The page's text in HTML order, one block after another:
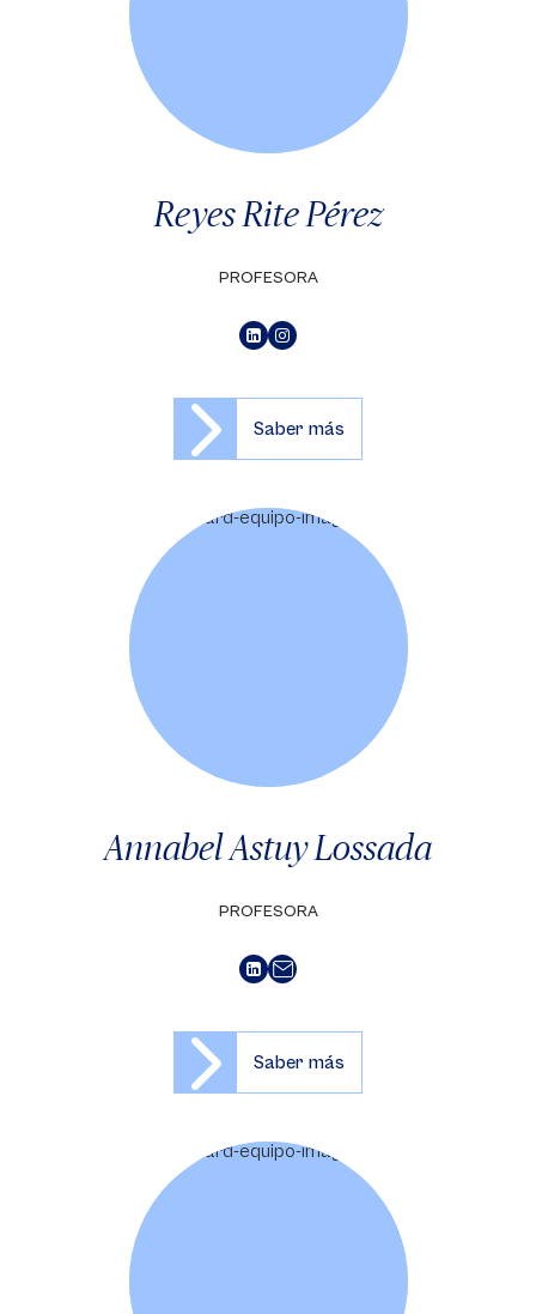
Reyes Rite Pérez
PROFESORA
Saber más
Annabel Astuy Lossada
PROFESORA
Saber más